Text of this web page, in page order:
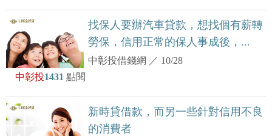
找保人要辦汽車貸款，想找個有薪轉
勞保，信用正常的保人事成後，...
中彰投借錢網 ／ 10/28
中彰投1431 點閱
新時貸借款，而另一些針對信用不良
的消費者